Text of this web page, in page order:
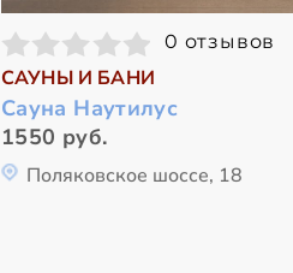
0 отзывов
САУНЫ И БАНИ
Сауна Наутилус
1550 руб.
Поляковское шоссе, 18